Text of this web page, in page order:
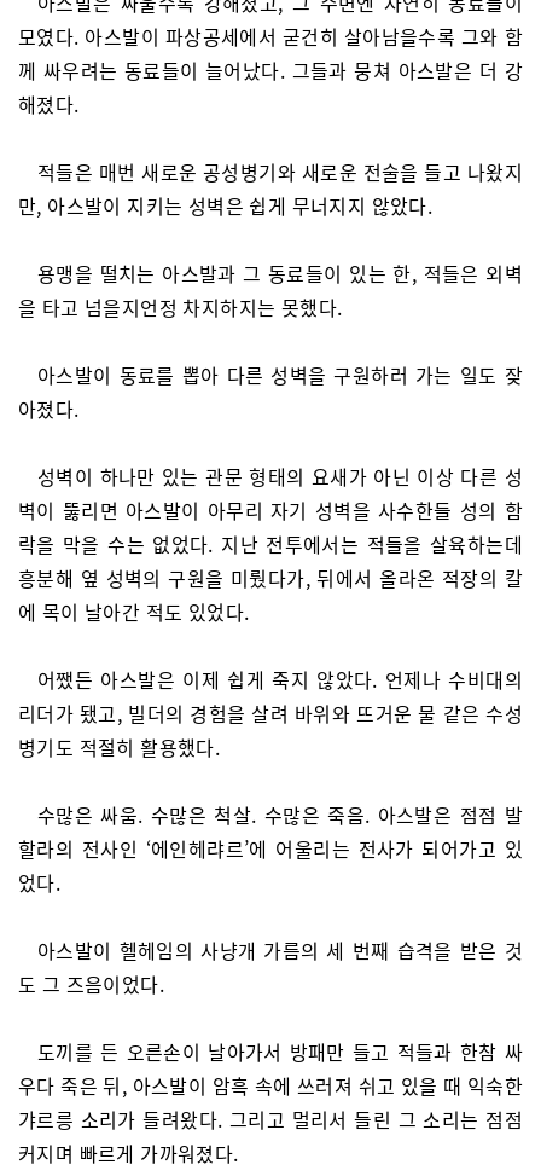
모였다. 아스발이 파상공세에서 굳건히 살아남을수록 그와 함
께 싸우려는 동료들이 늘어났다. 그들과 뭉쳐 아스발은 더 강
해졌다.
적들은 매번 새로운 공성병기와 새로운 전술을 들고 나왔지
만, 아스발이 지키는 성벽은 쉽게 무너지지 않았다.
용맹을 떨치는 아스발과 그 동료들이 있는 한, 적들은 외벽
을 타고 넘을지언정 차지하지는 못했다.
아스발이 동료를 뽑아 다른 성벽을 구원하러 가는 일도 잦
아졌다.
성벽이 하나만 있는 관문 형태의 요새가 아닌 이상 다른 성
벽이 뚫리면 아스발이 아무리 자기 성벽을 사수한들 성의 함
락을 막을 수는 없었다. 지난 전투에서는 적들을 살육하는데
흥분해 옆 성벽의 구원을 미뤘다가, 뒤에서 올라온 적장의 칼
에 목이 날아간 적도 있었다.
어쨌든 아스발은 이제 쉽게 죽지 않았다. 언제나 수비대의
리더가 됐고, 빌더의 경험을 살려 바위와 뜨거운 물 같은 수성
병기도 적절히 활용했다.
수많은 싸움. 수많은 척살. 수많은 죽음. 아스발은 점점 발
할라의 전사인 ‘에인헤랴르’에 어울리는 전사가 되어가고 있
었다.
아스발이 헬헤임의 사냥개 가름의 세 번째 습격을 받은 것
도 그 즈음이었다.
도끼를 든 오른손이 날아가서 방패만 들고 적들과 한참 싸
우다 죽은 뒤, 아스발이 암흑 속에 쓰러져 쉬고 있을 때 익숙한
갸르릉 소리가 들려왔다. 그리고 멀리서 들린 그 소리는 점점
커지며 빠르게 가까워졌다.